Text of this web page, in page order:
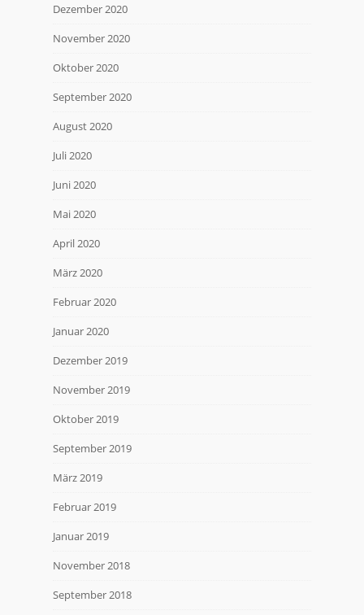
Dezember 2020
November 2020
Oktober 2020
September 2020
August 2020
Juli 2020
Juni 2020
Mai 2020
April 2020
März 2020
Februar 2020
Januar 2020
Dezember 2019
November 2019
Oktober 2019
September 2019
März 2019
Februar 2019
Januar 2019
November 2018
September 2018